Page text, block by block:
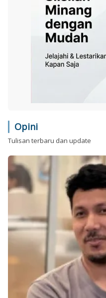
Opini
Tulisan terbaru dan update